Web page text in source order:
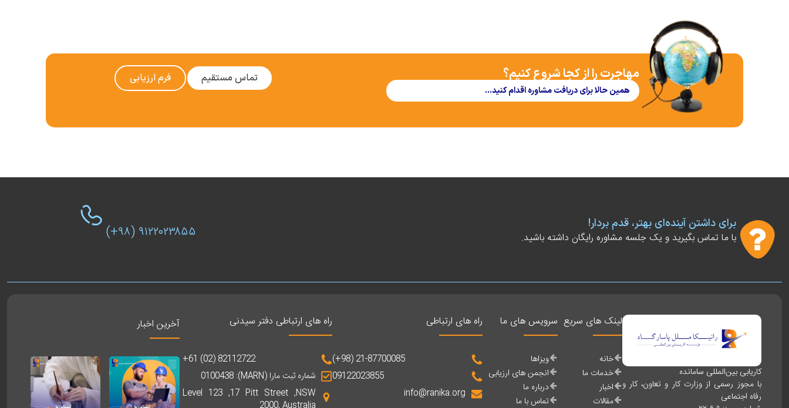
مهاجرت را از کجا شروع کنیم؟
همین حالا برای دریافت مشاوره اقدام کنید…
تماس مستقیم فرم ارزیابی
برای داشتن آینده‌ای بهتر، قدم بردار!
با ما تماس بگیرید و یک جلسه مشاوره رایگان داشته باشید.
(+۹۸) ۹۱۲۲۰۲۳۸۵۵
کاریابی بین‌المللی سامانده
با مجوز رسمی از وزارت کار و تعاون، کار و
رفاه اجتماعی
لینک های سریع
خانه
خدمات ما
اخبار
مقالات
سرویس های ما
ویزاها
انجمن های ارزیابی
درباره ما
تماس با ما
راه های ارتباطی
(+98) 21-87700085
09122023855
info@ranika.org
راه های ارتباطی دفتر سیدنی
+61 (02) 82112722
شماره ثبت مارا (MARN): 0100438
Level 123 ,17 Pitt Street ,NSW
آخرین اخبار